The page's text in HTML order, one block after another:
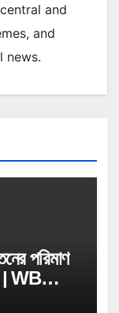
and
and
news.
পরিমাণ
| WB